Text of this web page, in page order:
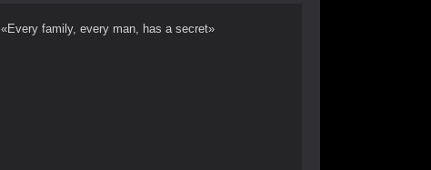
«Every family, every man, has a secret»